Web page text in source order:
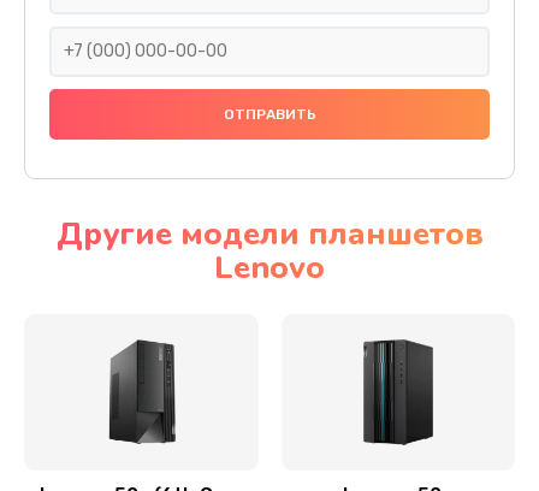
Замена тачскрина
Замена разъема питания
Замена мультиконтроллера
Другие модели планшетов
Lenovo